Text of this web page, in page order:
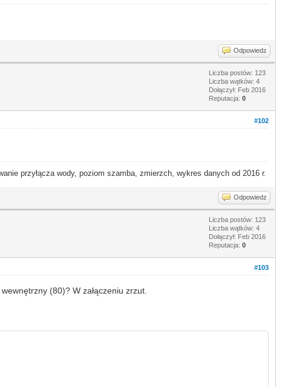
Odpowiedz
Liczba postów: 123
Liczba wątków: 4
Dołączył: Feb 2016
Reputacja: 0
#102
przyłącza wody, poziom szamba, zmierzch, wykres danych od 2016 r.
Odpowiedz
Liczba postów: 123
Liczba wątków: 4
Dołączył: Feb 2016
Reputacja: 0
#103
(80)? W załączeniu zrzut.